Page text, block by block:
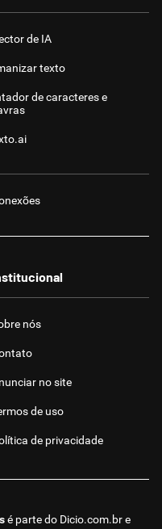
de IA
texto
de caracteres e
é parte do Dicio.com.bre
nós
no site
de uso
de privacidade